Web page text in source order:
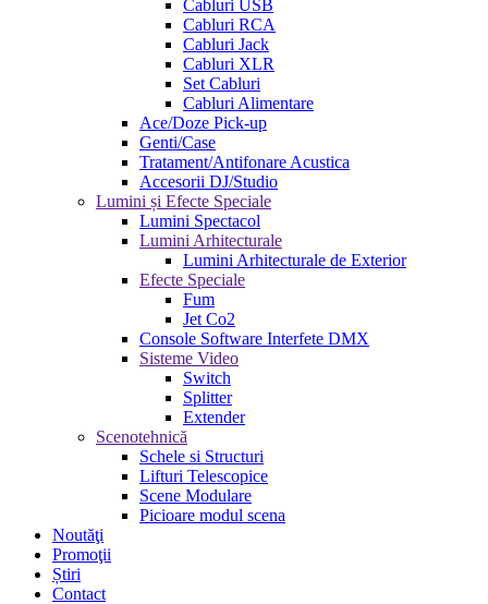
Cabluri USB
Cabluri RCA
Cabluri Jack
Cabluri XLR
Set Cabluri
Cabluri Alimentare
Ace/Doze Pick-up
Genti/Case
Tratament/Antifonare Acustica
Accesorii DJ/Studio
Lumini și Efecte Speciale
Lumini Spectacol
Lumini Arhitecturale
Lumini Arhitecturale de Exterior
Efecte Speciale
Fum
Jet Co2
Console Software Interfete DMX
Sisteme Video
Switch
Splitter
Extender
Scenotehnică
Schele si Structuri
Lifturi Telescopice
Scene Modulare
Picioare modul scena
Noutăţi
Promoţii
Știri
Contact